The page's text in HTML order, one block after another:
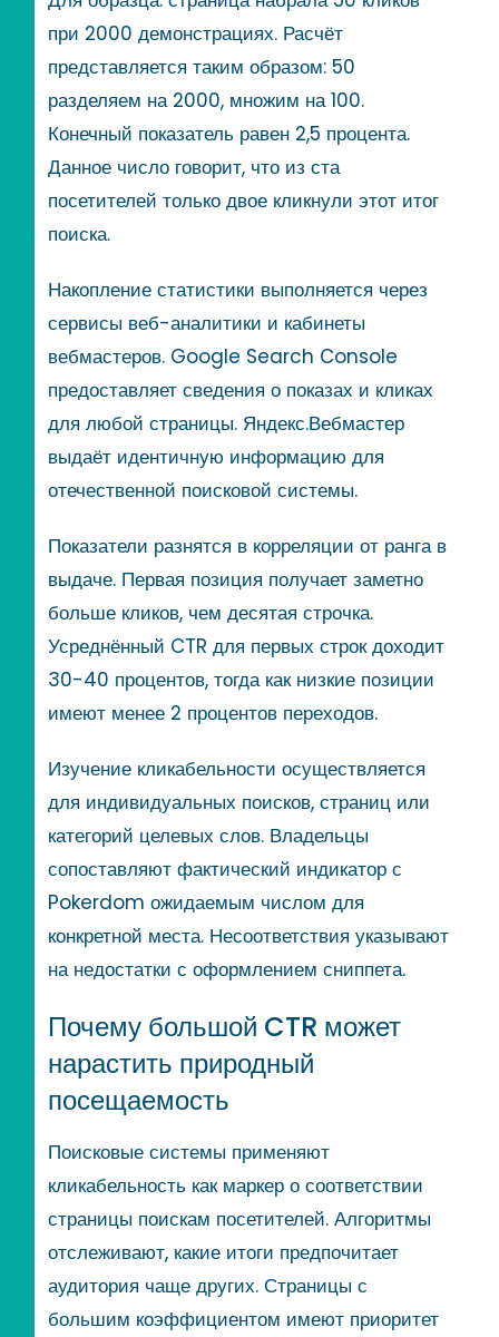
при 2000 демонстрациях. Расчёт
представляется таким образом: 50
разделяем на 2000, множим на 100.
Конечный показатель равен 2,5 процента.
Данное число говорит, что из ста
посетителей только двое кликнули этот итог
поиска.
Накопление статистики выполняется через
сервисы веб-аналитики и кабинеты
вебмастеров. Google Search Console
предоставляет сведения о показах и кликах
для любой страницы. Яндекс.Вебмастер
выдаёт идентичную информацию для
отечественной поисковой системы.
Показатели разнятся в корреляции от ранга в
выдаче. Первая позиция получает заметно
больше кликов, чем десятая строчка.
Усреднённый CTR для первых строк доходит
30-40 процентов, тогда как низкие позиции
имеют менее 2 процентов переходов.
Изучение кликабельности осуществляется
для индивидуальных поисков, страниц или
категорий целевых слов. Владельцы
сопоставляют фактический индикатор с
Pokerdom ожидаемым числом для
конкретной места. Несоответствия указывают
на недостатки с оформлением сниппета.
Почему большой CTR может
нарастить природный
посещаемость
Поисковые системы применяют
кликабельность как маркер о соответствии
страницы поискам посетителей. Алгоритмы
отслеживают, какие итоги предпочитает
аудитория чаще других. Страницы с
большим коэффициентом имеют приоритет